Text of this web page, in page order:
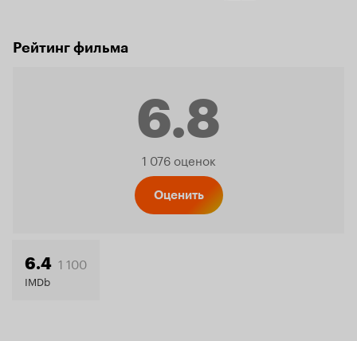
Рейтинг фильма
6.8
Рейтинг
1 076 оценок
Оценить
6.4 1 100
IMDb